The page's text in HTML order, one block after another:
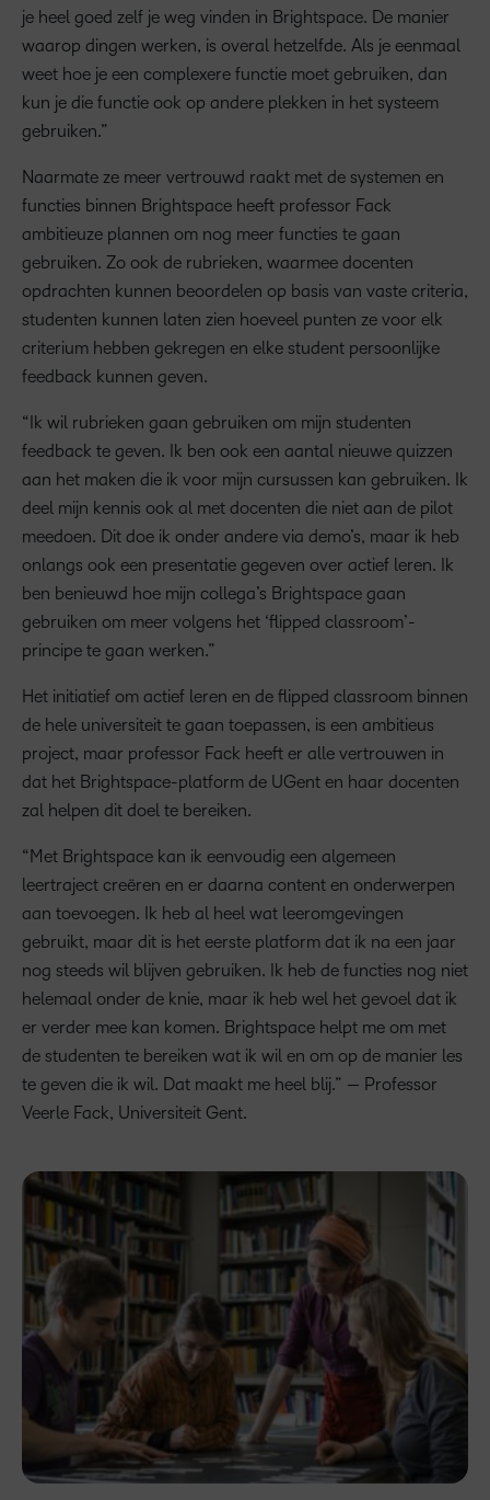
je heel goed zelf je weg vinden in Brightspace. De manier
waarop dingen werken, is overal hetzelfde. Als je eenmaal
weet hoe je een complexere functie moet gebruiken, dan
kun je die functie ook op andere plekken in het systeem
gebruiken.”
Naarmate ze meer vertrouwd raakt met de systemen en
functies binnen Brightspace heeft professor Fack
ambitieuze plannen om nog meer functies te gaan
gebruiken. Zo ook de rubrieken, waarmee docenten
opdrachten kunnen beoordelen op basis van vaste criteria,
studenten kunnen laten zien hoeveel punten ze voor elk
criterium hebben gekregen en elke student persoonlijke
feedback kunnen geven.
“Ik wil rubrieken gaan gebruiken om mijn studenten
feedback te geven. Ik ben ook een aantal nieuwe quizzen
aan het maken die ik voor mijn cursussen kan gebruiken. Ik
deel mijn kennis ook al met docenten die niet aan de pilot
meedoen. Dit doe ik onder andere via demo’s, maar ik heb
onlangs ook een presentatie gegeven over actief leren. Ik
ben benieuwd hoe mijn collega’s Brightspace gaan
gebruiken om meer volgens het ‘flipped classroom’-
principe te gaan werken.”
Het initiatief om actief leren en de flipped classroom binnen
de hele universiteit te gaan toepassen, is een ambitieus
project, maar professor Fack heeft er alle vertrouwen in
dat het Brightspace-platform de UGent en haar docenten
zal helpen dit doel te bereiken.
“Met Brightspace kan ik eenvoudig een algemeen
leertraject creëren en er daarna content en onderwerpen
aan toevoegen. Ik heb al heel wat leeromgevingen
gebruikt, maar dit is het eerste platform dat ik na een jaar
nog steeds wil blijven gebruiken. Ik heb de functies nog niet
helemaal onder de knie, maar ik heb wel het gevoel dat ik
er verder mee kan komen. Brightspace helpt me om met
de studenten te bereiken wat ik wil en om op de manier les
te geven die ik wil. Dat maakt me heel blij.” — Professor
Veerle Fack, Universiteit Gent.